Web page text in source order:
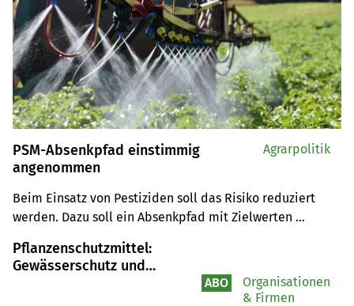
PSM-Absenkpfad einstimmig
angenommen
Beim Einsatz von Pestiziden soll das Risiko reduziert
werden. Dazu soll ein Absenkpfad mit Zielwerten
des Ständerates (WAK) hat einen Gesetzesvorentwurf
einstimmig angenommen.
Agrarpolitik
Pflanzenschutzmittel:
Gewässerschutz und
ABO
Organisationen
& Firmen